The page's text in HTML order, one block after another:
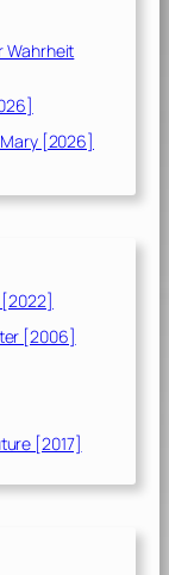
Wahrheit
[2026]
[2022]
[2006]
[2017]